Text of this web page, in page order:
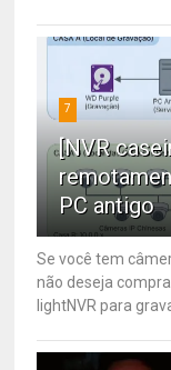
7
[NVR
PC antigo
Se você tem
não deseja
lightNVR para